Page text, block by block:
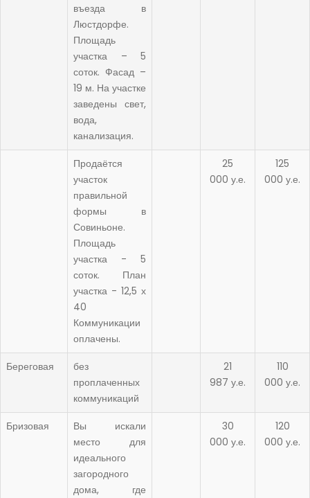
въезда в
Люстдорфе.
Площадь
участка – 5
соток. Фасад –
19 м. На участке
заведены свет,
вода,
канализация.
Продаётся
участок
правильной
формы в
Совиньоне.
Площадь
участка - 5
соток. План
участка - 12,5 х
40
Коммуникации
оплачены.
25
000 у.е.
125
000 у.е.
Береговая
без
проплаченных
коммуникаций
21
987 у.е.
110
000 у.е.
Бризовая
Вы искали
место для
идеального
загородного
дома, где
30
000 у.е.
120
000 у.е.